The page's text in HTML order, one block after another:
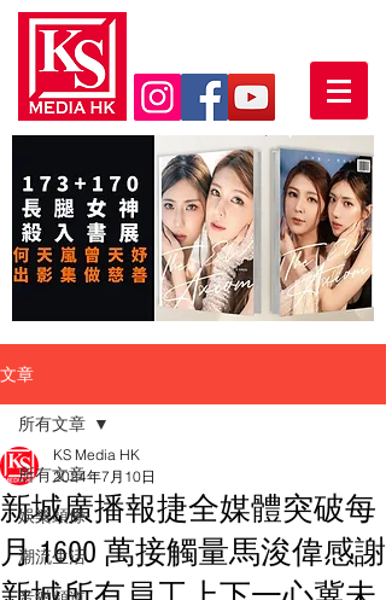
文章
所有文章
娛樂頭條
潮流生活
所有文章
新城廣播報捷全媒體突破每
月 1600 萬接觸量馬浚偉感謝
KS Media HK
2024年7月10日